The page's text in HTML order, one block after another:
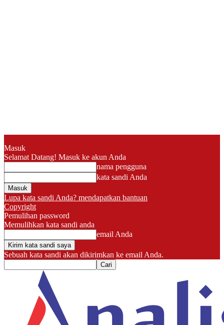
Masuk
Selamat Datang! Masuk ke akun Anda
nama pengguna
kata sandi Anda
Lupa kata sandi Anda? mendapatkan bantuan
Copyright
Pemulihan password
Memulihkan kata sandi anda
email Anda
Sebuah kata sandi akan dikirimkan ke email Anda.